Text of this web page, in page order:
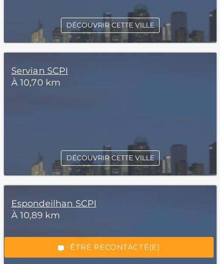
*Champs obligatoires
“Excellent”, 165 avis
ÊTRE RECONTACTÉ(E)
DÉCOUVRIR CETTE VILLE
Servian SCPI
À 10,70 km
DÉCOUVRIR CETTE VILLE
Espondeilhan SCPI
À 10,89 km